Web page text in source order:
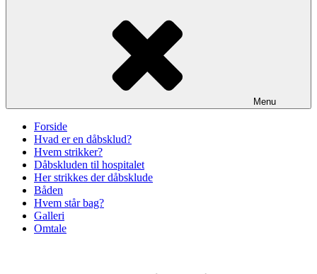
Menu
Forside
Hvad er en dåbsklud?
Hvem strikker?
Dåbskluden til hospitalet
Her strikkes der dåbsklude
Båden
Hvem står bag?
Galleri
Omtale